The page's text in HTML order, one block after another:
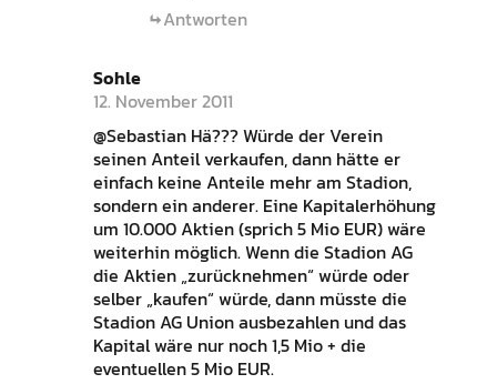
Antworten
Sohle
12. November 2011
@Sebastian Hä??? Würde der Verein
seinen Anteil verkaufen, dann hätte er
einfach keine Anteile mehr am Stadion,
sondern ein anderer. Eine Kapitalerhöhung
um 10.000 Aktien (sprich 5 Mio EUR) wäre
weiterhin möglich. Wenn die Stadion AG
die Aktien „zurücknehmen“ würde oder
selber „kaufen“ würde, dann müsste die
Stadion AG Union ausbezahlen und das
Kapital wäre nur noch 1,5 Mio + die
eventuellen 5 Mio EUR.